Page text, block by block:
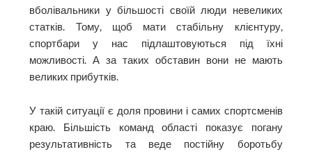
вболівальники у більшості своїй люди невеликих
статків. Тому, щоб мати стабільну клієнтуру,
спортбари у нас підлаштовуються під їхні
можливості. А за таких обставин вони не мають
великих прибутків.
У такій ситуації є доля провини і самих спортсменів
краю. Більшість команд області показує погану
результативність та веде постійну боротьбу